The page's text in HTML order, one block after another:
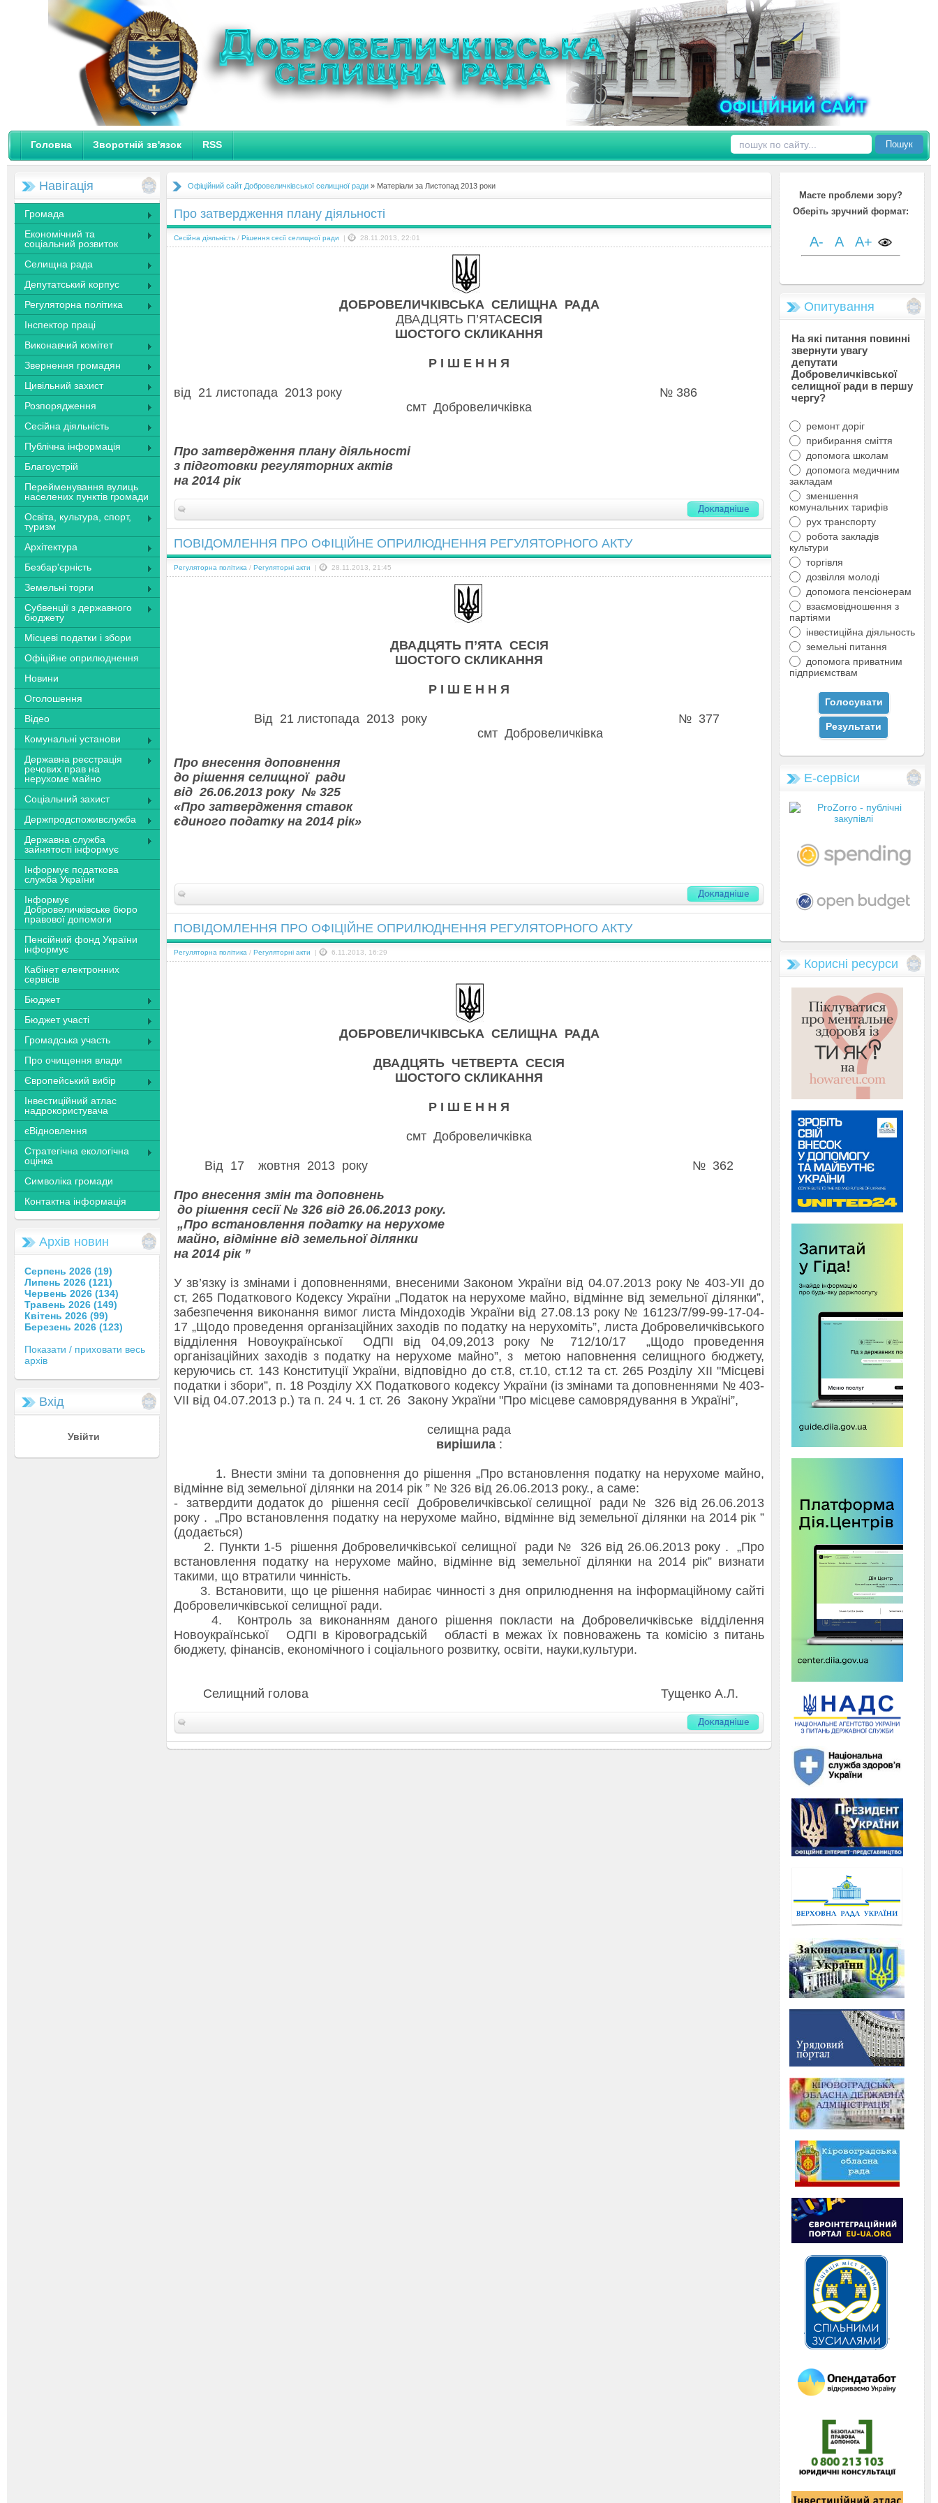
Головна Зворотній зв'язок RSS Пошук
Навігація
Громада
Економічний та
соціальний розвиток
Селищна рада
Депутатський корпус
Регуляторна політика
Інспектор праці
Виконавчий комітет
Звернення громадян
Цивільний захист
Розпорядження
Сесійна діяльність
Публічна інформація
Благоустрій
Перейменування вулиць
населених пунктів громади
Освіта, культура, спорт,
туризм
Архітектура
Безбар'єрність
Земельні торги
Субвенції з державного
бюджету
Місцеві податки і збори
Офіційне оприлюднення
Новини
Оголошення
Відео
Комунальні установи
Державна реєстрація
речових прав на
нерухоме майно
Соціальний захист
Держпродспоживслужба
Державна служба
зайнятості інформує
Інформує податкова
служба України
Інформує
Добровеличківське бюро
правової допомоги
Пенсійний фонд України
інформує
Кабінет електронних
сервісів
Бюджет
Бюджет участі
Громадська участь
Про очищення влади
Європейський вибір
Інвестиційний атлас
надрокористувача
єВідновлення
Стратегічна екологічна
оцінка
Символіка громади
Контактна інформація
Архів новин
Серпень 2026 (19)
Липень 2026 (121)
Червень 2026 (134)
Травень 2026 (149)
Квітень 2026 (99)
Березень 2026 (123)
Показати / приховати весь
архів
Вхід
Увійти
Офіційний сайт Добровеличківської селищної ради » Матеріали за Листопад 2013 роки
Про затвердження плану діяльності
Сесійна діяльність / Рішення сесії селищної ради | 28.11.2013, 22:01
ДОБРОВЕЛИЧКІВСЬКА СЕЛИЩНА РАДА
ДВАДЦЯТЬ П’ЯТАСЕСІЯ
ШОСТОГО СКЛИКАННЯ
Р І Ш Е Н Н Я
від 21 листопада 2013 року № 386
смт Добровеличківка
Про затвердження плану діяльності
з підготовки регуляторних актів
на 2014 рік
ПОВІДОМЛЕННЯ ПРО ОФІЦІЙНЕ ОПРИЛЮДНЕННЯ РЕГУЛЯТОРНОГО АКТУ
Регуляторна політика / Регуляторні акти | 28.11.2013, 21:45
ДВАДЦЯТЬ П’ЯТА СЕСІЯ
ШОСТОГО СКЛИКАННЯ
Р І Ш Е Н Н Я
Від 21 листопада 2013 року № 377
смт Добровеличківка
Про внесення доповнення
до рішення селищної ради
від 26.06.2013 року № 325
«Про затвердження ставок
єдиного податку на 2014 рік»
ПОВІДОМЛЕННЯ ПРО ОФІЦІЙНЕ ОПРИЛЮДНЕННЯ РЕГУЛЯТОРНОГО АКТУ
Регуляторна політика / Регуляторні акти | 6.11.2013, 16:29
ДОБРОВЕЛИЧКІВСЬКА СЕЛИЩНА РАДА
ДВАДЦЯТЬ ЧЕТВЕРТА СЕСІЯ
ШОСТОГО СКЛИКАННЯ
Р І Ш Е Н Н Я
смт Добровеличківка
Від 17 жовтня 2013 року № 362
Про внесення змін та доповнень
до рішення сесії № 326 від 26.06.2013 року.
„Про встановлення податку на нерухоме
майно, відмінне від земельної ділянки
на 2014 рік ”
У зв’язку із змінами і доповненнями, внесеними Законом України від 04.07.2013 року № 403-УІІ до
ст, 265 Податкового Кодексу України „Податок на нерухоме майно, відмінне від земельної ділянки”,
забезпечення виконання вимог листа Міндоходів України від 27.08.13 року № 16123/7/99-99-17-04-
17 „Щодо проведення організаційних заходів по податку на нерухоміть”, листа Добровеличківського
відділення Новоукраїнської ОДПІ від 04,09,2013 року № 712/10/17 „Щодо проведення
організаційних заходів з податку на нерухоме майно”, з метою наповнення селищного бюджету,
керуючись ст. 143 Конституції України, відповідно до ст.8, ст.10, ст.12 та ст. 265 Розділу ХІІ "Місцеві
податки і збори”, п. 18 Розділу XX Податкового кодексу України (із змінами та доповненнями № 403-
VIІ від 04.07.2013 р.) та п. 24 ч. 1 ст. 26 Закону України "Про місцеве самоврядування в Україні”,
селищна рада
вирішила :
1. Внести зміни та доповнення до рішення „Про встановлення податку на нерухоме майно,
відмінне від земельної ділянки на 2014 рік ” № 326 від 26.06.2013 року., а саме:
- затвердити додаток до рішення сесії Добровеличківської селищної ради № 326 від 26.06.2013
року . „Про встановлення податку на нерухоме майно, відмінне від земельної ділянки на 2014 рік ”
(додається)
2. Пункти 1-5 рішення Добровеличківської селищної ради № 326 від 26.06.2013 року . „Про
встановлення податку на нерухоме майно, відмінне від земельної ділянки на 2014 рік” визнати
такими, що втратили чинність.
3. Встановити, що це рішення набирає чинності з дня оприлюднення на інформаційному сайті
Добровеличківської селищної ради.
4. Контроль за виконанням даного рішення покласти на Добровеличківське відділення
Новоукраїнської ОДПІ в Кіровоградській області в межах їх повноважень та комісію з питань
бюджету, фінансів, економічного і соціального розвитку, освіти, науки,культури.
Селищний голова Тущенко А.Л.
Маєте проблеми зору?
Оберіть зручний формат:
A- A A+
Опитування
На які питання повинні
звернути увагу
депутати
Добровеличківської
селищної ради в першу
чергу?
ремонт доріг
прибирання сміття
допомога школам
допомога медичним
закладам
зменшення
комунальних тарифів
рух транспорту
робота закладів
культури
торгівля
дозвілля молоді
допомога пенсіонерам
взаємовідношення з
партіями
інвестиційна діяльность
земельні питання
допомога приватним
підприємствам
Е-сервіси
Корисні ресурси